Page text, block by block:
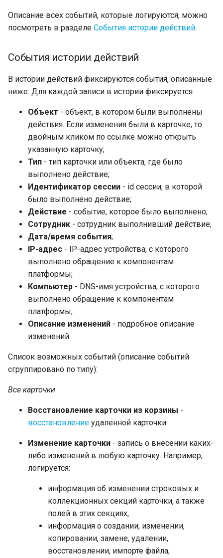
Описание всех событий, которые логируются, можно
посмотреть в разделе События истории действий.
События истории действий
В истории действий фиксируются события, описанные
ниже. Для каждой записи в истории фиксируется:
Объект - объект, в котором были выполнены
действия. Если изменения были в карточке, то
двойным кликом по ссылке можно открыть
указанную карточку;
Тип - тип карточки или объекта, где было
выполнено действие;
Идентификатор сессии - id сессии, в которой
было выполнено действие;
Действие - событие, которое было выполнено;
Сотрудник - сотрудник выполнивший действие;
Дата/время события;
IP-адрес - IP-адрес устройства, с которого
выполнено обращение к компонентам
платформы;
Компьютер - DNS-имя устройства, с которого
выполнено обращение к компонентам
платформы;
Описание изменений - подробное описание
изменений.
Список возможных событий (описание событий
сгруппировано по типу):
Все карточки
Восстановление карточки из корзины -
восстановление удаленной карточки.
Изменение карточки - запись о внесении каких-
либо изменений в любую карточку. Например,
логируется:
информация об изменении строковых и
коллекционных секций карточки, а также
полей в этих секциях;
информация о создании, изменении,
копировании, замене, удалении,
восстановлении, импорте файла;